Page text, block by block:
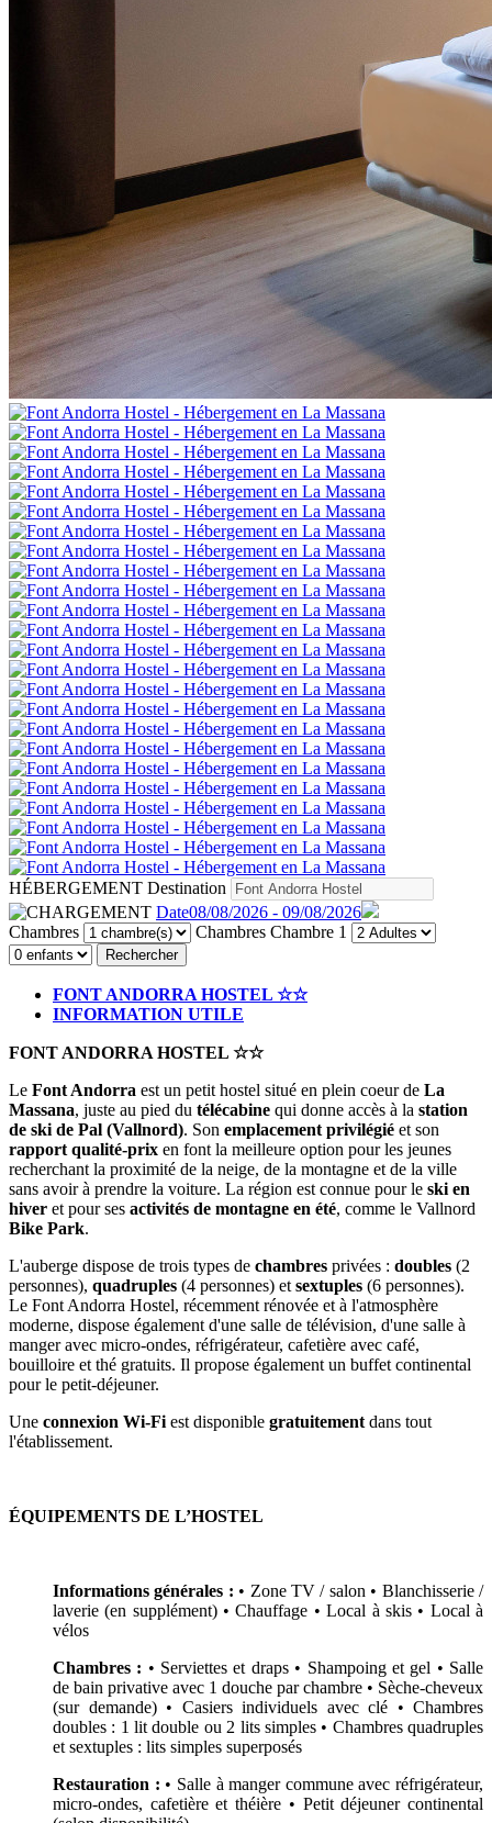
HÉBERGEMENT Destination
Date08/08/2026 - 09/08/2026
Chambres
Chambres Chambre 1
Rechercher
FONT ANDORRA HOSTEL ☆☆
INFORMATION UTILE
FONT ANDORRA HOSTEL ☆☆
Le Font Andorra est un petit hostel situé en plein coeur de La
Massana, juste au pied du télécabine qui donne accès à la station
de ski de Pal (Vallnord). Son emplacement privilégié et son
rapport qualité-prix en font la meilleure option pour les jeunes
recherchant la proximité de la neige, de la montagne et de la ville
sans avoir à prendre la voiture. La région est connue pour le ski en
hiver et pour ses activités de montagne en été, comme le Vallnord
Bike Park.
L'auberge dispose de trois types de chambres privées : doubles (2
personnes), quadruples (4 personnes) etsextuples (6 personnes).
Le Font Andorra Hostel, récemment rénovée et à l'atmosphère
moderne, dispose également d'une salle de télévision, d'une salle à
manger avec micro-ondes, réfrigérateur, cafetière avec café,
bouilloire et thé gratuits. Il propose également un buffet continental
pour le petit-déjeuner.
Une connexion Wi-Fiest disponible gratuitementdans tout
l'établissement.
ÉQUIPEMENTS DE L’HOSTEL
Informations générales : • Zone TV / salon • Blanchisserie /
laverie (en supplément) • Chauffage • Local à skis • Local à
vélos
Chambres : • Serviettes et draps • Shampoing et gel • Salle
de bain privative avec 1 douche par chambre • Sèche-cheveux
(sur demande) • Casiers individuels avec clé • Chambres
doubles : 1 lit double ou 2 lits simples • Chambres quadruples
et sextuples : lits simples superposés
Restauration : • Salle à manger commune avec réfrigérateur,
micro-ondes, cafetière et théière • Petit déjeuner continental